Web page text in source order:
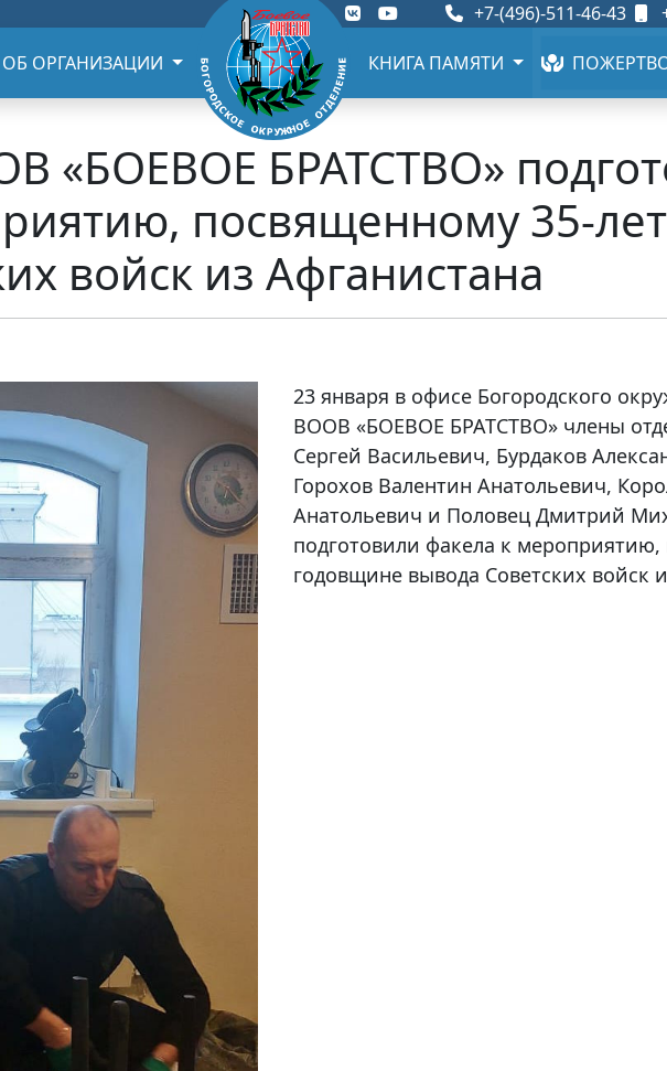
+7-(496)-511-46-43
ОБ ОРГАНИЗАЦИИ КНИГА ПАМЯТИ
«БОЕВОЕ БРАТСТВО»
посвященному 35-
войск из Афганистана
23 января в офисе Богородского
ВООВ «БОЕВОЕ БРАТСТВО» члены
Сергей Васильевич, Бурдаков
Горохов Валентин Анатольевич,
Анатольевич и Половец Дмитрий
подготовили факела к
годовщине вывода Советских войск